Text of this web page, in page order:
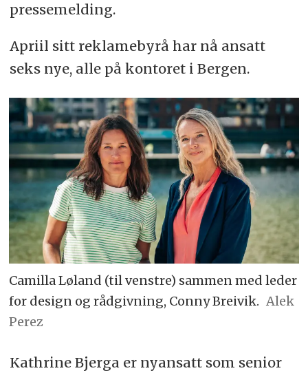
pressemelding.
Apriil sitt reklamebyrå har nå ansatt
seks nye, alle på kontoret i Bergen.
Camilla Løland (til venstre) sammen med leder
for design og rådgivning, Conny Breivik. Alek
Perez
Kathrine Bjerga er nyansatt som senior